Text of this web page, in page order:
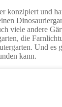
konzipiert und
viele andere
die
Und es
kann.